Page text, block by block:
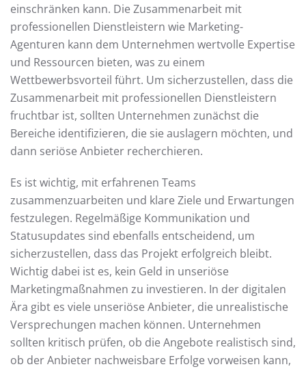
einschränken kann. Die Zusammenarbeit mit
professionellen Dienstleistern wie Marketing-
Agenturen kann dem Unternehmen wertvolle Expertise
und Ressourcen bieten, was zu einem
Wettbewerbsvorteil führt. Um sicherzustellen, dass die
Zusammenarbeit mit professionellen Dienstleistern
fruchtbar ist, sollten Unternehmen zunächst die
Bereiche identifizieren, die sie auslagern möchten, und
dann seriöse Anbieter recherchieren.
Es ist wichtig, mit erfahrenen Teams
zusammenzuarbeiten und klare Ziele und Erwartungen
festzulegen. Regelmäßige Kommunikation und
Statusupdates sind ebenfalls entscheidend, um
sicherzustellen, dass das Projekt erfolgreich bleibt.
Wichtig dabei ist es, kein Geld in unseriöse
Marketingmaßnahmen zu investieren. In der digitalen
Ära gibt es viele unseriöse Anbieter, die unrealistische
Versprechungen machen können. Unternehmen
sollten kritisch prüfen, ob die Angebote realistisch sind,
ob der Anbieter nachweisbare Erfolge vorweisen kann,